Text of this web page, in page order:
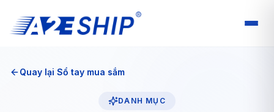
Quay lại Sổ tay mua sắm
DANH MỤC